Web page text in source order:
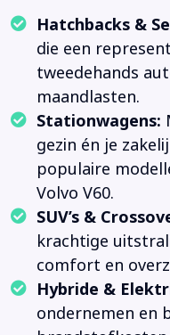
Hatchbacks &
die een
tweedehands
maandlasten.
Stationwagens:
gezin én je
populaire
Volvo V60.
SUV’s &
krachtige
comfort en
Hybride &
ondernemen en